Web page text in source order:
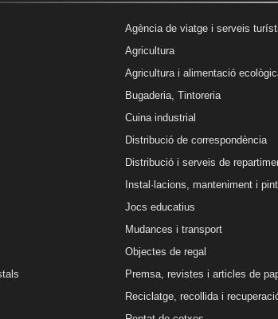
Agència de viatge i serveis
Agricultura
Agricultura i alimentació
Bugaderia, Tintoreria
Cuina industrial
Distribució de correspondència
Distribució i serveis de
Instal·lacions, manteniment i
Jocs educatius
Mudances i transport
Objectes de regal
Premsa, revistes i articles de
Reciclatge, recollida i